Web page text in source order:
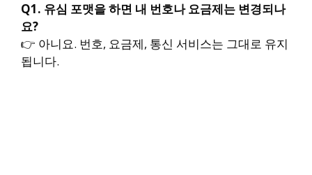
Q1. 유심 포맷을 하면 내 번호나 요금제는 변경되나
요?
👉 아니요. 번호, 요금제, 통신 서비스는 그대로 유지
됩니다.